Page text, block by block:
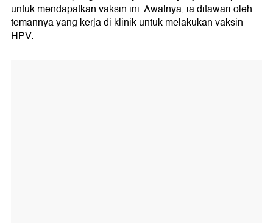
untuk mendapatkan vaksin ini. Awalnya, ia ditawari oleh
temannya yang kerja di klinik untuk melakukan vaksin
HPV.